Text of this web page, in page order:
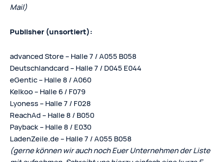
Mail)
Publisher (unsortiert):
advanced Store – Halle 7 / A055 B058
Deutschlandcard – Halle 7 / D045 E044
eGentic – Halle 8 / A060
Kelkoo – Halle 6 / F079
Lyoness – Halle 7 / F028
ReachAd – Halle 8 / B050
Payback – Halle 8 / E030
LadenZeile.de – Halle 7 / A055 B058
(gerne können wir auch noch Euer Unternehmen der Liste